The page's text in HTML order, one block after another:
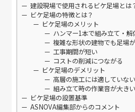
建設現場で使用されるビケ足場とは
ビケ足場の特徴とは？
ビケ足場のメリット
ハンマー1本で組み立て・解
複雑な形状の建物でも足場
工事期間が短い
コストの削減につながる
ビケ足場のデメリット
高層の施工には適していない
組み立て時の作業音が大きい
ビケ足場の設置基準
ASNOVA編集部からのコメント